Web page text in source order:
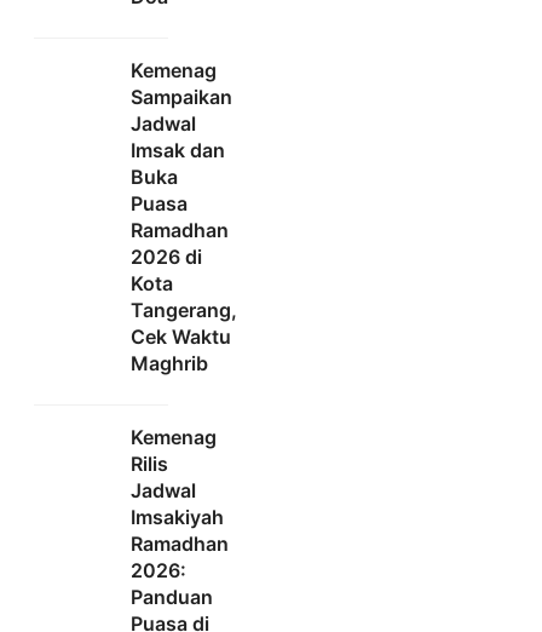
Kemenag
Sampaikan
Jadwal
Imsak dan
Buka
Puasa
Ramadhan
2026 di
Kota
Tangerang,
Cek Waktu
Maghrib
Kemenag
Rilis
Jadwal
Imsakiyah
Ramadhan
2026:
Panduan
Puasa di